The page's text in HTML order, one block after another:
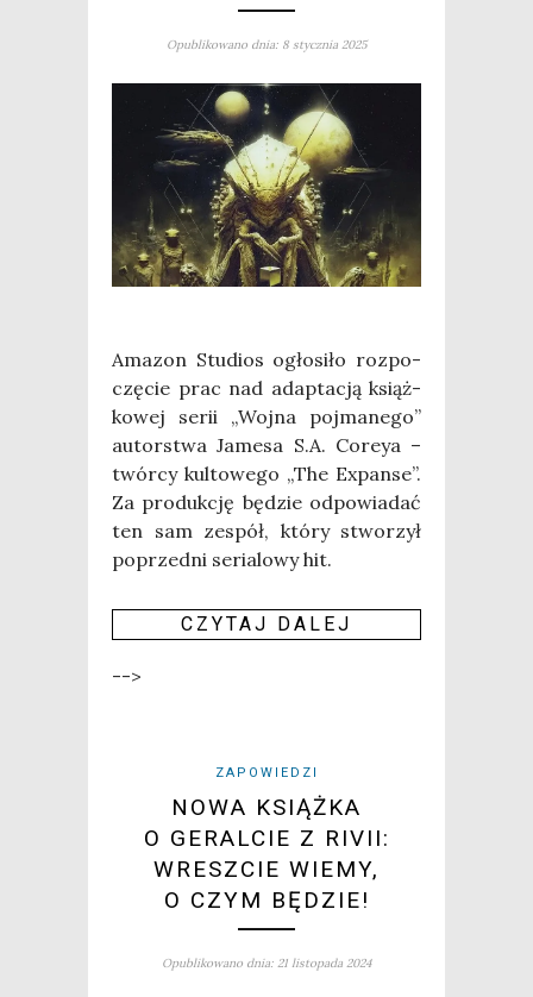
Opublikowano dnia: 8 stycznia 2025
Ama­zon Stu­dios ogło­si­ło roz­po­
czę­cie prac nad adap­ta­cją książ­
ko­wej serii „Woj­na poj­ma­ne­go”
autor­stwa Jame­sa S.A. Coreya –
twór­cy kul­to­we­go „The Expan­se”.
Za pro­duk­cję będzie odpo­wia­dać
ten sam zespół, któ­ry stwo­rzył
poprzed­ni seria­lo­wy hit.
CZY­TAJ DALEJ
-->
ZAPOWIEDZI
NOWA KSIĄŻKA
O GERALCIE Z RIVII:
WRESZCIE WIEMY,
O CZYM BĘDZIE!
Opublikowano dnia: 21 listopada 2024